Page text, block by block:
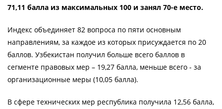
71,11 балла из максимальных 100 и занял 70-е место.
Индекс объединяет 82 вопроса по пяти основным
направлениям, за каждое из которых присуждается по 20
баллов. Узбекистан получил больше всего баллов в
сегменте правовых мер – 19,27 балла, меньше всего - за
организационные меры (10,05 балла).
В сфере технических мер республика получила 12,56 балла,